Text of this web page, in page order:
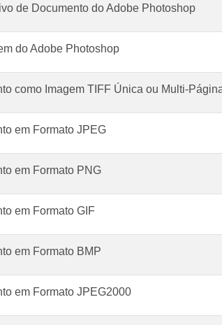
de Documento do Adobe Photoshop
do Adobe Photoshop
como Imagem TIFF Única ou Multi-
em Formato JPEG
em Formato PNG
em Formato GIF
em Formato BMP
em Formato JPEG2000